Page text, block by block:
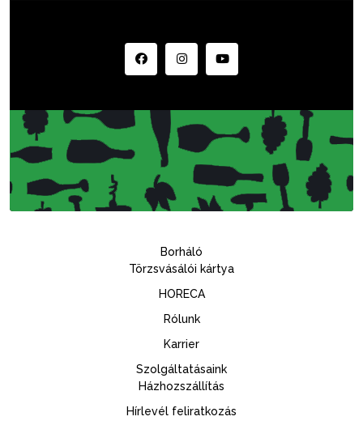
Borháló
Törzsvásálói kártya
HORECA
Rólunk
Karrier
Szolgáltatásaink
Házhozszállítás
Hírlevél feliratkozás